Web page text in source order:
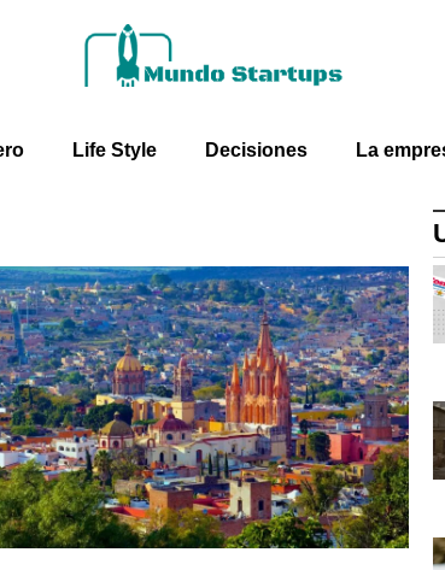
Life Style Decisiones La